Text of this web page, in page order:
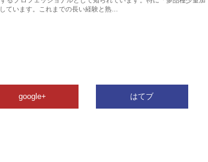
ています。これまでの長い経験と熟…
google+ はてブ